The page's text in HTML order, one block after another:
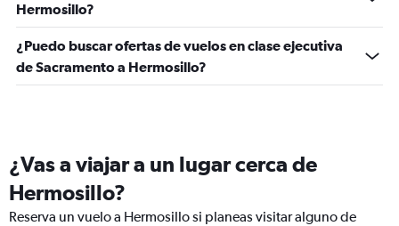
Hermosillo?
¿Puedo buscar ofertas de vuelos en clase ejecutiva
de Sacramento a Hermosillo?
¿Vas a viajar a un lugar cerca de
Hermosillo?
Reserva un vuelo a Hermosillo si planeas visitar alguno de